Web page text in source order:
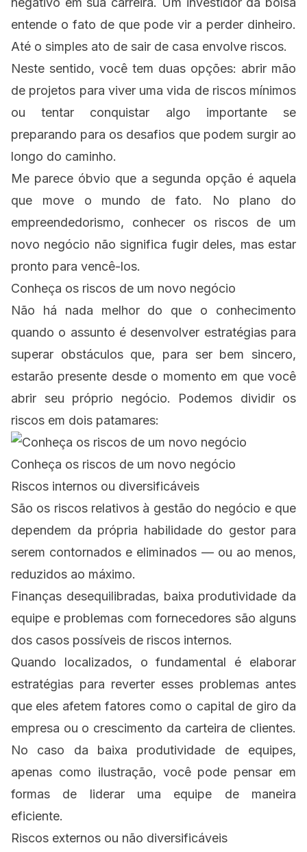
entende o fato de que pode vir a perder dinheiro.
Até o simples ato de sair de casa envolve riscos.
Neste sentido, você tem duas opções: abrir mão
de projetos para viver uma vida de riscos mínimos
ou tentar conquistar algo importante se
preparando para os desafios que podem surgir ao
longo do caminho.
Me parece óbvio que a segunda opção é aquela
que move o mundo de fato. No plano do
empreendedorismo, conhecer os riscos de um
novo negócio não significa fugir deles, mas estar
pronto para vencê-los.
Conheça os riscos de um novo negócio
Não há nada melhor do que o conhecimento
quando o assunto é desenvolver estratégias para
superar obstáculos que, para ser bem sincero,
estarão presente desde o momento em que você
abrir seu próprio negócio. Podemos dividir os
riscos em dois patamares:
Conheça os riscos de um novo negócio
Riscos internos ou diversificáveis
São os riscos relativos à gestão do negócio e que
dependem da própria habilidade do gestor para
serem contornados e eliminados — ou ao menos,
reduzidos ao máximo.
Finanças desequilibradas, baixa produtividade da
equipe e problemas com fornecedores são alguns
dos casos possíveis de riscos internos.
Quando localizados, o fundamental é elaborar
estratégias para reverter esses problemas antes
que eles afetem fatores como o capital de giro da
empresa ou o crescimento da carteira de clientes.
No caso da baixa produtividade de equipes,
apenas como ilustração, você pode pensar em
formas de liderar uma equipe de maneira
eficiente.
Riscos externos ou não diversificáveis